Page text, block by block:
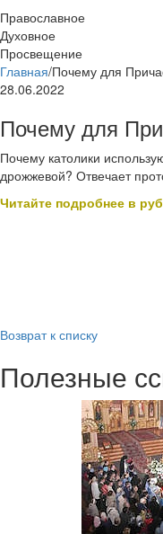
Православное
Духовное
Просвещение
Главная/Почему для
28.06.2022
Почему для
Почему католики
дрожжевой? Отвечает
Читайте подробнее в
Возврат к списку
Полезные